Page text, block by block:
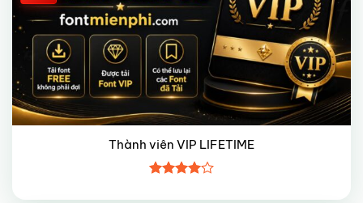
Thành viên VIP LIFETIME
xếp hạng